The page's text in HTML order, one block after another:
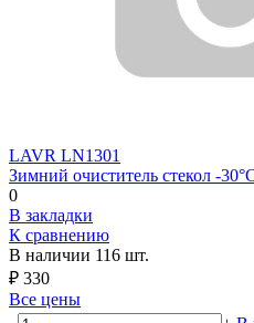
LAVR LN1301
Зимний очиститель стекол -
0
В закладки
К сравнению
В наличии 116 шт.
₽ 330
Все цены